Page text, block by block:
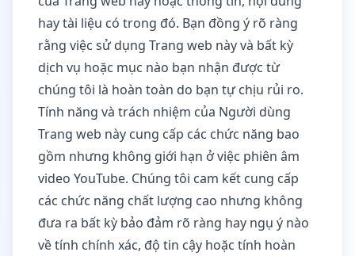
hay tài liệu có trong đó. Bạn đồng ý rõ ràng
rằng việc sử dụng Trang web này và bất kỳ
dịch vụ hoặc mục nào bạn nhận được từ
chúng tôi là hoàn toàn do bạn tự chịu rủi ro.
Tính năng và trách nhiệm của Người dùng
Trang web này cung cấp các chức năng bao
gồm nhưng không giới hạn ở việc phiên âm
video YouTube. Chúng tôi cam kết cung cấp
các chức năng chất lượng cao nhưng không
đưa ra bất kỳ bảo đảm rõ ràng hay ngụ ý nào
về tính chính xác, độ tin cậy hoặc tính hoàn